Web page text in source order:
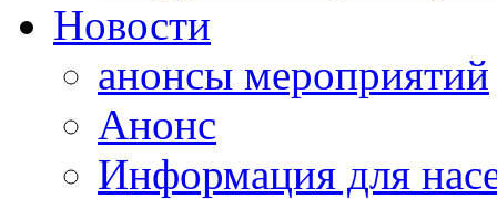
Новости
анонсы мероприятий
Анонс
Информация для